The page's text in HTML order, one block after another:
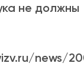
не должны
news/